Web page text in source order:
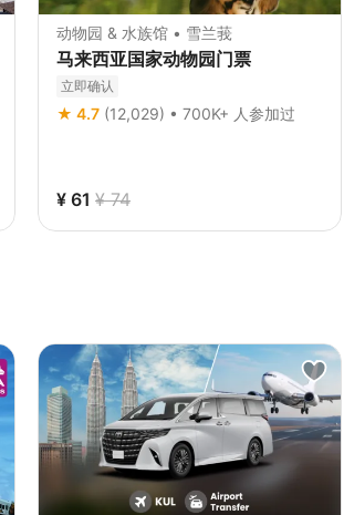
动物园 & 水族馆 • 雪兰莪
马来西亚国家动物园门票
立即确认
★ 4.7 (12,029) • 700K+ 人参加过
¥ 61 ¥ 74